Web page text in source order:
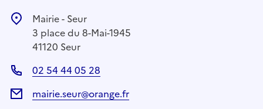
Mairie - Seur
3 place du 8-Mai-1945
41120 Seur
02 54 44 05 28
mairie.seur@orange.fr